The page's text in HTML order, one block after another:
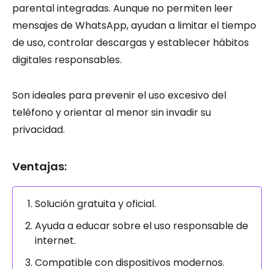
parental integradas. Aunque no permiten leer
mensajes de WhatsApp, ayudan a limitar el tiempo
de uso, controlar descargas y establecer hábitos
digitales responsables.
Son ideales para prevenir el uso excesivo del
teléfono y orientar al menor sin invadir su
privacidad.
Ventajas:
Solución gratuita y oficial.
Ayuda a educar sobre el uso responsable de
internet.
Compatible con dispositivos modernos.